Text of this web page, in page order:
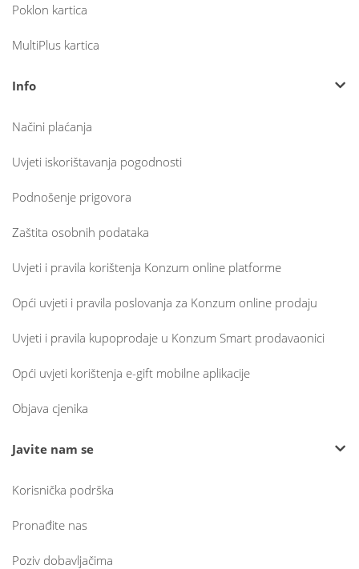
Poklon kartica
MultiPlus kartica
Info
Načini plaćanja
Uvjeti iskorištavanja pogodnosti
Podnošenje prigovora
Zaštita osobnih podataka
Uvjeti i pravila korištenja Konzum online platforme
Opći uvjeti i pravila poslovanja za Konzum online prodaju
Uvjeti i pravila kupoprodaje u Konzum Smart prodavaonici
Opći uvjeti korištenja e-gift mobilne aplikacije
Objava cjenika
Javite nam se
Korisnička podrška
Pronađite nas
Poziv dobavljačima